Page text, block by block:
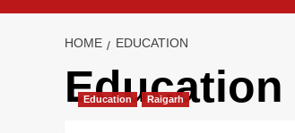
HOME EDUCATION
Education
Education Raigarh